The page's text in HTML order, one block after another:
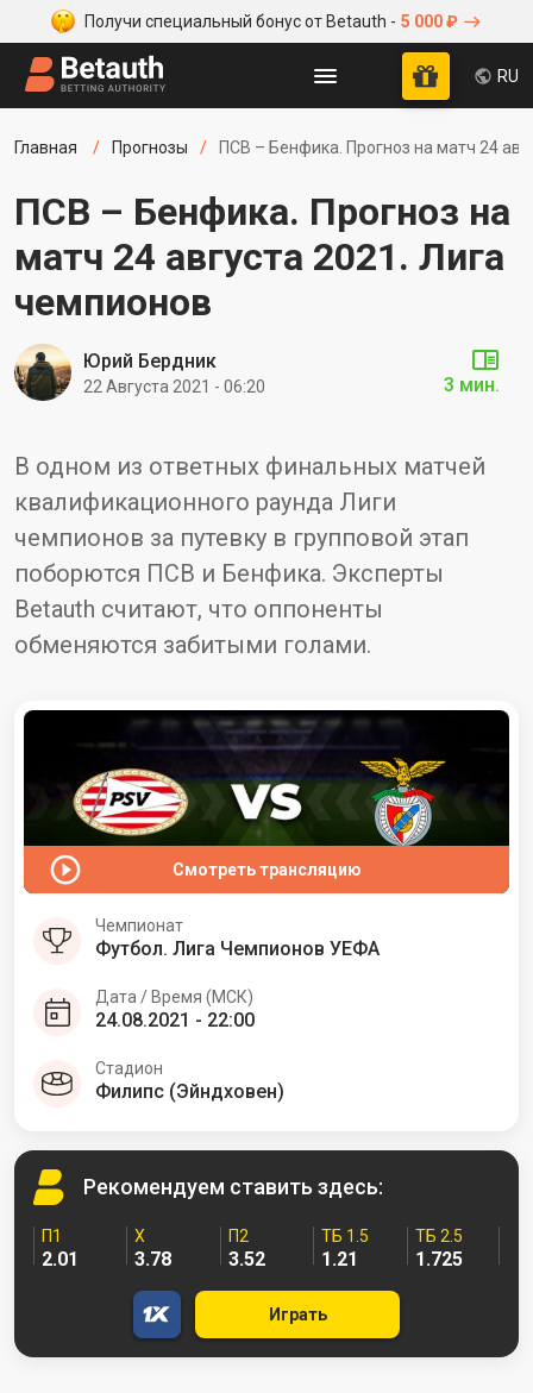
Получи специальный бонус от Betauth - 5 000 ₽
RU
Главная Прогнозы ПСВ – Бенфика. Прогноз на матч 24
ПСВ – Бенфика. Прогноз на
матч 24 августа 2021. Лига
чемпионов
В одном из ответных финальных матчей
квалификационного раунда Лиги
чемпионов за путевку в групповой этап
поборются ПСВ и Бенфика. Эксперты
Betauth считают, что оппоненты
обменяются забитыми голами.
Юрий Бердник
22 Августа 2021 - 06:20 3 мин.
Смотреть трансляцию
Чемпионат
Футбол. Лига Чемпионов УЕФА
Дата / Время (МСК)
24.08.2021 - 22:00
Стадион
Филипс (Эйндховен)
Рекомендуем ставить здесь:
П1
2.01
X
3.78
П2
3.52
ТБ 1.5
1.21
ТБ 2.5
1.725
Играть